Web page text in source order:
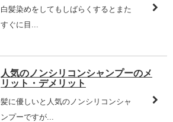
白髪染めをしてもしばらくするとまた
すぐに目...
人気のノンシリコンシャンプーのメ
リット・デメリット
髪に優しいと人気のノンシリコンシャ
ンプーですが...